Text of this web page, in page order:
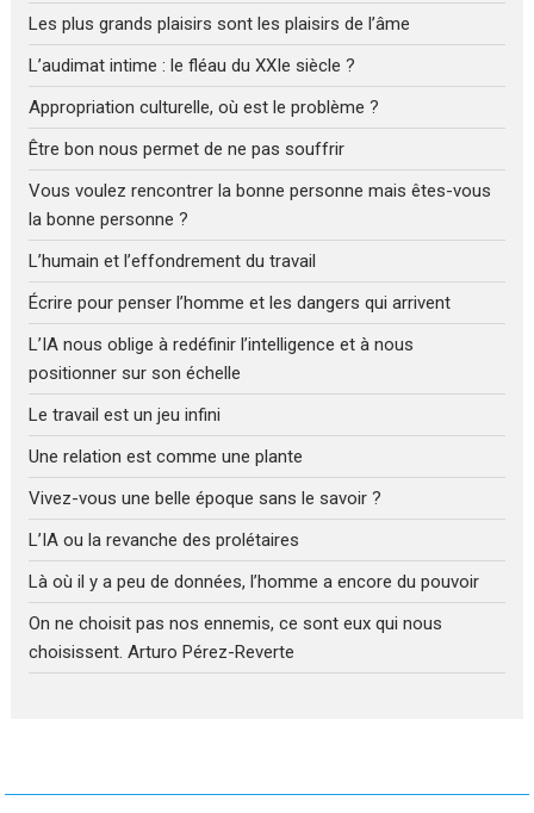
Les plus grands plaisirs sont les plaisirs de l’âme
L’audimat intime : le fléau du XXIe siècle ?
Appropriation culturelle, où est le problème ?
Être bon nous permet de ne pas souffrir
Vous voulez rencontrer la bonne personne mais êtes-vous
la bonne personne ?
L’humain et l’effondrement du travail
Écrire pour penser l’homme et les dangers qui arrivent
L’IA nous oblige à redéfinir l’intelligence et à nous
positionner sur son échelle
Le travail est un jeu infini
Une relation est comme une plante
Vivez-vous une belle époque sans le savoir ?
L’IA ou la revanche des prolétaires
Là où il y a peu de données, l’homme a encore du pouvoir
On ne choisit pas nos ennemis, ce sont eux qui nous
choisissent. Arturo Pérez-Reverte